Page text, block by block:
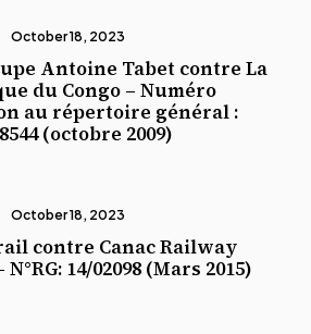
October 18, 2023
Antoine Tabet contre La
du Congo – Numéro
au répertoire général :
(octobre 2009)
October 18, 2023
contre Canac Railway
14/02098 (Mars 2015)